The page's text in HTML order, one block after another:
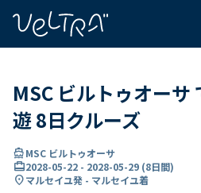
MSC ビルトゥオーサ
遊 8日クルーズ
directions_boatMSC ビルトゥオーサ
card_travel2028-05-22 - 2028-05-29 (8日間)
location_onマルセイユ発 - マルセイユ着